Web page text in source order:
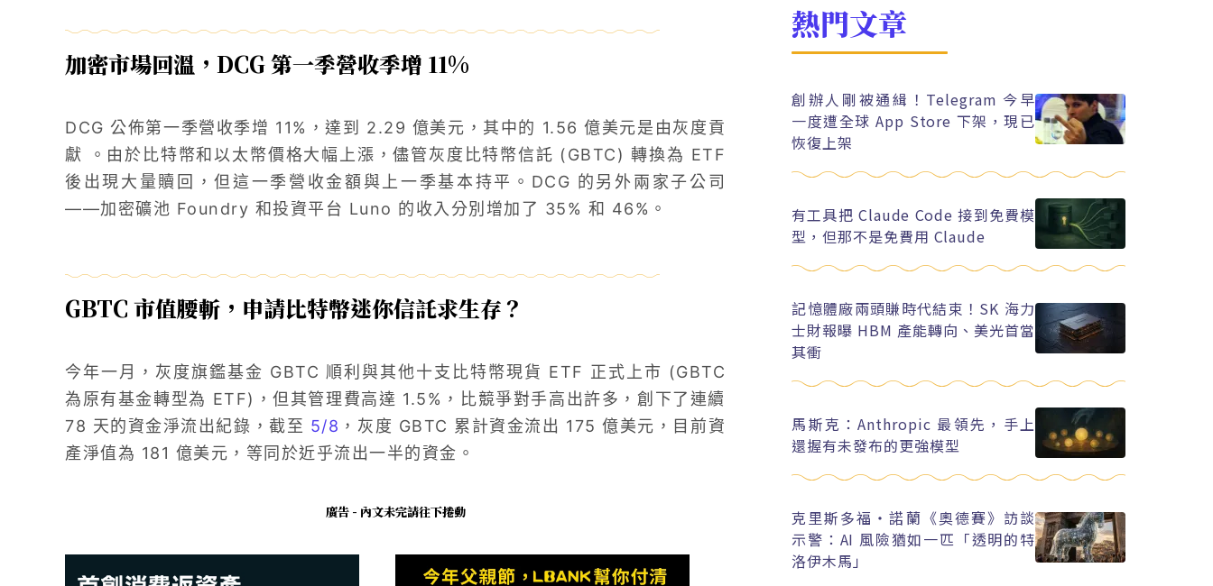
加密市場回溫，DCG 第一季營收季增 11%
DCG 公佈第一季營收季增 11%，達到 2.29 億美元，其中的 1.56 億美元是由灰度貢
獻 。由於比特幣和以太幣價格大幅上漲，儘管灰度比特幣信託 (GBTC) 轉換為 ETF
後出現大量贖回，但這一季營收金額與上一季基本持平。DCG 的另外兩家子公司
——加密礦池 Foundry 和投資平台 Luno 的收入分別增加了 35% 和 46%。
GBTC 市值腰斬，申請比特幣迷你信託求生存？
今年一月，灰度旗鑑基金 GBTC 順利與其他十支比特幣現貨 ETF 正式上市 (GBTC
為原有基金轉型為 ETF)，但其管理費高達 1.5%，比競爭對手高出許多，創下了連續
78 天的資金淨流出紀錄，截至 5/8 ，灰度 GBTC 累計資金流出 175 億美元，目前資
產淨值為 181 億美元，等同於近乎流出一半的資金。
廣告 - 內文未完請往下捲動
熱門文章
創辦人剛被通緝！Telegram 今早
一度遭全球 App Store 下架，現已
恢復上架
有工具把 Claude Code 接到免費模
型，但那不是免費用 Claude
記憶體廠兩頭賺時代結束！SK 海力
士財報曝 HBM 產能轉向、美光首當
其衝
馬斯克：Anthropic 最領先，手上
還握有未發布的更強模型
克里斯多福・諾蘭《奧德賽》訪談
示警：AI 風險猶如一匹「透明的特
洛伊木馬」